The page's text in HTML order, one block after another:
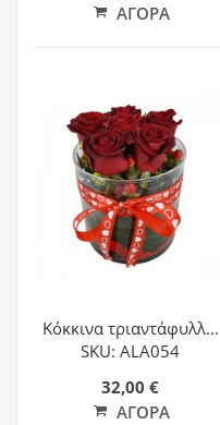
ΑΓΟΡΆ
Κόκκινα τριαντάφυλλ...
SKU: ALA054
32,00 €
ΑΓΟΡΆ